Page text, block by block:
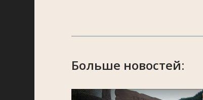
Больше новостей: